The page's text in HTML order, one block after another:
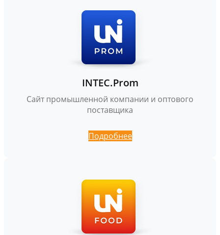
INTEC.Prom
Сайт промышленной компании и оптового
поставщика
Подробнее